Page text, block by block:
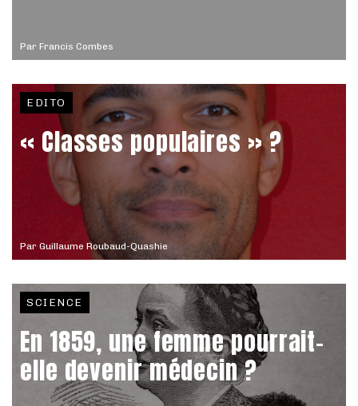
Par Francis Combes
Par Guillaume Roubaud-Quashie
EDITO
« Classes populaires » ?
SCIENCE
En 1859, une femme pourrait-
elle devenir médecin ?